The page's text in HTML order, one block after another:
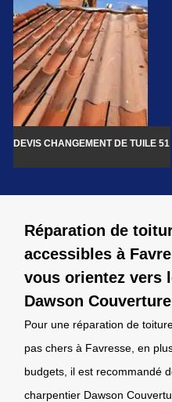
DEVIS CHANGEMENT DE TUILE 51
Réparation de
accessibles à
vous orientez vers
Dawson Couverture
Pour une réparation de
pas chers à Favresse, en
budgets, il est recommandé
charpentier Dawson